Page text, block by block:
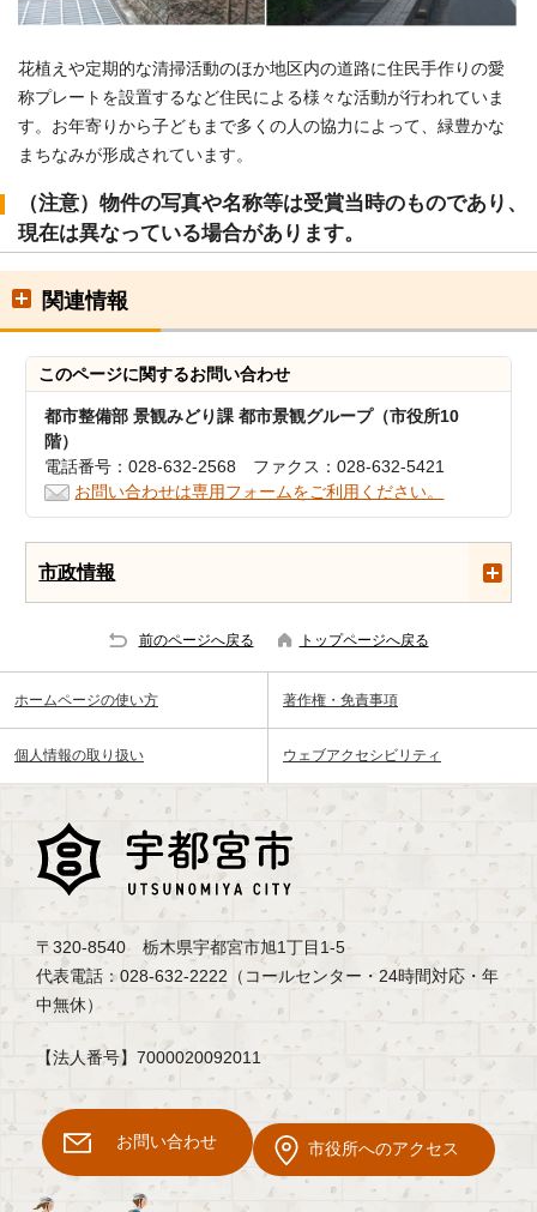
花植えや定期的な清掃活動のほか地区内の道路に住民手作りの愛
称プレートを設置するなど住民による様々な活動が行われていま
す。お年寄りから子どもまで多くの人の協力によって、緑豊かな
まちなみが形成されています。
（注意）物件の写真や名称等は受賞当時のものであり、
現在は異なっている場合があります。
関連情報
このページに関するお問い合わせ
都市整備部 景観みどり課 都市景観グループ（市役所10
階）
電話番号：028-632-2568 ファクス：028-632-5421
お問い合わせは専用フォームをご利用ください。
市政情報
前のページへ戻る トップページへ戻る
ホームページの使い方 著作権・免責事項
個人情報の取り扱い ウェブアクセシビリティ
〒320-8540 栃木県宇都宮市旭1丁目1-5
代表電話：028-632-2222（コールセンター・24時間対応・年
中無休）
【法人番号】7000020092011
お問い合わせ 市役所へのアクセス